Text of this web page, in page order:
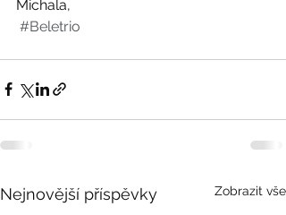
Michala,
#Beletrio
Nejnovější příspěvky Zobrazit vše